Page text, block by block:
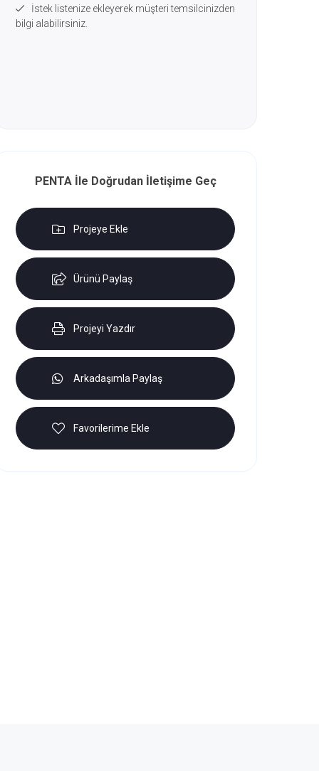
İstek listenize ekleyerek müşteri temsilcinizden
bilgi alabilirsiniz.
PENTA İle Doğrudan İletişime Geç
Projeye Ekle
Ürünü Paylaş
Projeyi Yazdır
Arkadaşımla Paylaş
Favorilerime Ekle